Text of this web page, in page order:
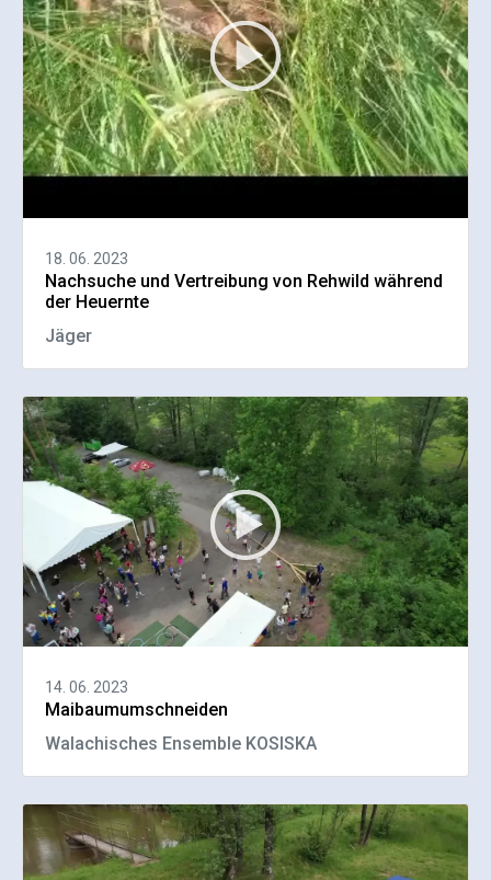
18. 06. 2023
Nachsuche und Vertreibung von Rehwild während
der Heuernte
Jäger
14. 06. 2023
Maibaumumschneiden
Walachisches Ensemble KOSISKA